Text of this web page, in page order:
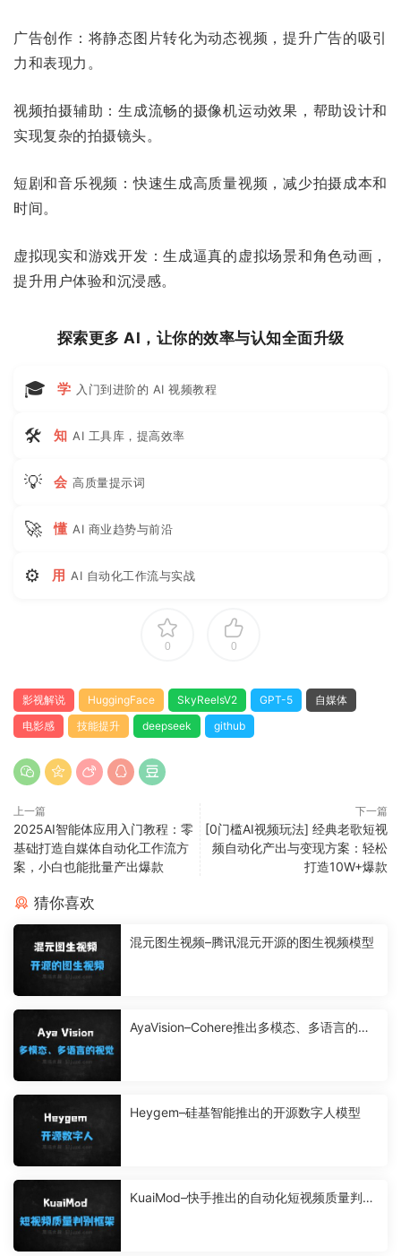
广告创作：将静态图片转化为动态视频，提升广告的吸引
力和表现力。
视频拍摄辅助：生成流畅的摄像机运动效果，帮助设计和
实现复杂的拍摄镜头。
短剧和音乐视频：快速生成高质量视频，减少拍摄成本和
时间。
虚拟现实和游戏开发：生成逼真的虚拟场景和角色动画，
提升用户体验和沉浸感。
探索更多 AI，让你的效率与认知全面升级
🎓 学 入门到进阶的 AI 视频教程
🛠 知 AI 工具库，提高效率
💡 会 高质量提示词
🚀 懂 AI 商业趋势与前沿
⚙ 用 AI 自动化工作流与实战
0 0
影视解说 HuggingFace SkyReelsV2 GPT-5
自媒体
电影感
技能提升 deepseek github
上一篇
2025AI智能体应用入门教程：零
基础打造自媒体自动化工作流方
案，小白也能批量产出爆款
下一篇
[0门槛AI视频玩法] 经典老歌短视
频自动化产出与变现方案：轻松
打造10W+爆款
猜你喜欢
混元图生视频–腾讯混元开源的图生视频模型
AyaVision–Cohere推出多模态、多语言的视
Heygem–硅基智能推出的开源数字人模型
KuaiMod–快手推出的自动化短视频质量判别